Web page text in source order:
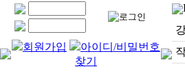
회원가입
아이디/비밀번호
찾기